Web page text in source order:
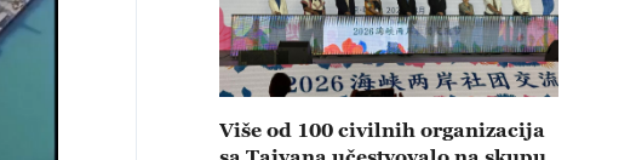
Više od 100 civilnih organizacija